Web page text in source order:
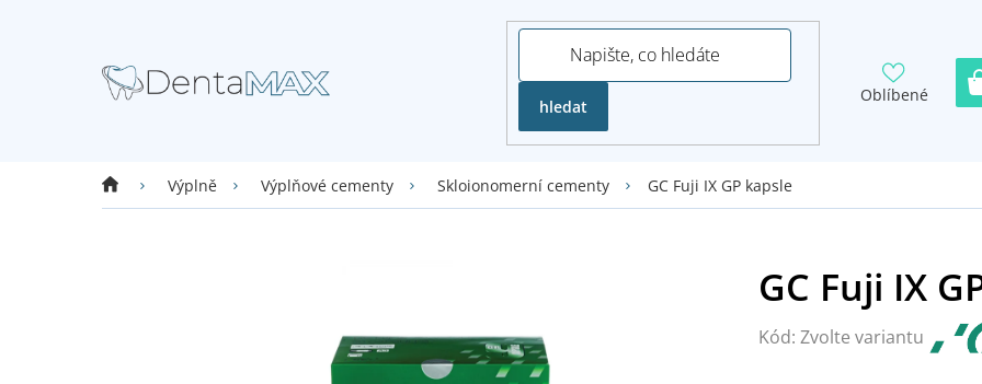
hledat
Oblíbené
Domů Výplně Výplňové cementy Skloionomerní cementy GC Fuji IX GP kapsle
Kód: Zvolte variantu